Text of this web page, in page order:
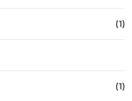
(1)
(1)